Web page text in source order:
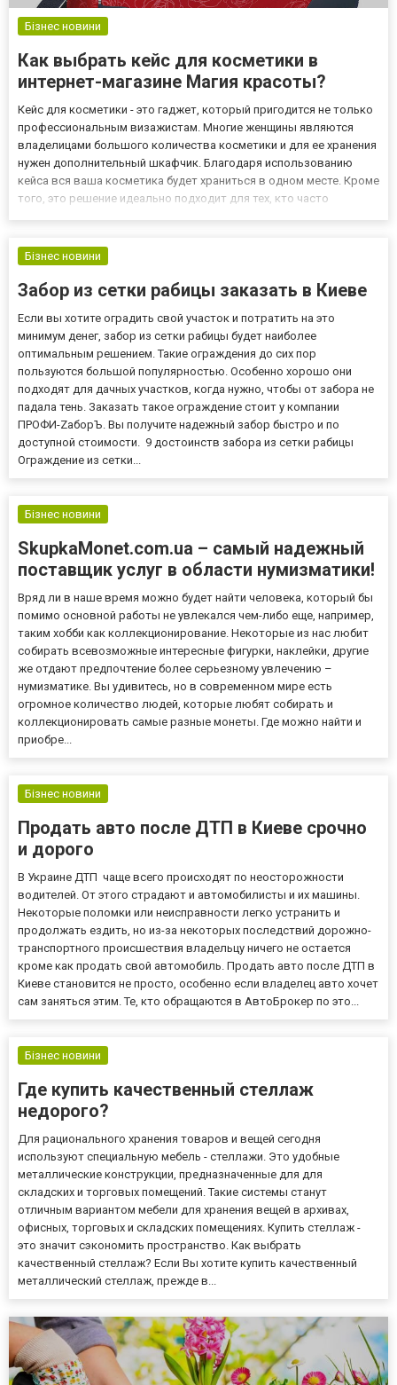
Бізнес новини
Как выбрать кейс для косметики в
интернет-магазине Магия красоты?
Кейс для косметики - это гаджет, который пригодится не только
профессиональным визажистам. Многие женщины являются
владелицами большого количества косметики и для ее хранения
нужен дополнительный шкафчик. Благодаря использованию
кейса вся ваша косметика будет храниться в одном месте. Кроме
того, это решение идеально подходит для тех, кто часто
Бізнес новини
Забор из сетки рабицы заказать в Киеве
Если вы хотите оградить свой участок и потратить на это
минимум денег, забор из сетки рабицы будет наиболее
оптимальным решением. Такие ограждения до сих пор
пользуются большой популярностью. Особенно хорошо они
подходят для дачных участков, когда нужно, чтобы от забора не
падала тень. Заказать такое ограждение стоит у компании
ПРОФИ-ZаборЪ. Вы получите надежный забор быстро и по
доступной стоимости. 9 достоинств забора из сетки рабицы
Ограждение из сетки...
Бізнес новини
SkupkaMonet.com.ua – самый надежный
поставщик услуг в области нумизматики!
Вряд ли в наше время можно будет найти человека, который бы
помимо основной работы не увлекался чем-либо еще, например,
таким хобби как коллекционирование. Некоторые из нас любит
собирать всевозможные интересные фигурки, наклейки, другие
же отдают предпочтение более серьезному увлечению –
нумизматике. Вы удивитесь, но в современном мире есть
огромное количество людей, которые любят собирать и
коллекционировать самые разные монеты. Где можно найти и
приобре...
Бізнес новини
Продать авто после ДТП в Киеве срочно
и дорого
В Украине ДТП чаще всего происходят по неосторожности
водителей. От этого страдают и автомобилисты и их машины.
Некоторые поломки или неисправности легко устранить и
продолжать ездить, но из-за некоторых последствий дорожно-
транспортного происшествия владельцу ничего не остается
кроме как продать свой автомобиль. Продать авто после ДТП в
Киеве становится не просто, особенно если владелец авто хочет
сам заняться этим. Те, кто обращаются в АвтоБрокер по это...
Бізнес новини
Где купить качественный стеллаж
недорого?
Для рационального хранения товаров и вещей сегодня
используют специальную мебель - стеллажи. Это удобные
металлические конструкции, предназначенные для для
складских и торговых помещений. Такие системы станут
отличным вариантом мебели для хранения вещей в архивах,
офисных, торговых и складских помещениях. Купить стеллаж -
это значит сэкономить пространство. Как выбрать
качественный стеллаж? Если Вы хотите купить качественный
металлический стеллаж, прежде в...